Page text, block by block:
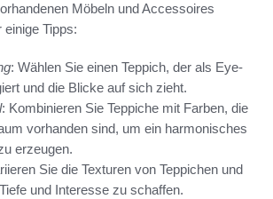
Möbeln und Accessoires
Tipps:
: Wählen Sie einen Teppich, der als Eye-
und die Blicke auf sich zieht.
: Kombinieren Sie Teppiche mit Farben, die
vorhanden sind, um ein harmonisches
erzeugen.
Sie die Texturen von Teppichen und
und Interesse zu schaffen.